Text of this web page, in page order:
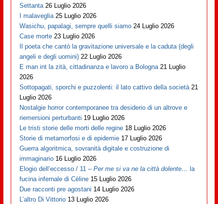
Settanta 26 Luglio 2026
I malaveglia 25 Luglio 2026
Wasichu, papalagi, sempre quelli siamo 24 Luglio 2026
Case morte 23 Luglio 2026
Il poeta che cantò la gravitazione universale e la caduta (degli
angeli e degli uomini) 22 Luglio 2026
E man int la zità, cittadinanza e lavoro a Bologna 21 Luglio
2026
Sottopagati, sporchi e puzzolenti: il lato cattivo della società 21
Luglio 2026
Nostalgie horror contemporanee tra desiderio di un altrove e
riemersioni perturbanti 19 Luglio 2026
Le tristi storie delle morti delle regine 18 Luglio 2026
Storie di metamorfosi e di epidemie 17 Luglio 2026
Guerra algoritmica, sovranità digitale e costruzione di
immaginario 16 Luglio 2026
Elogio dell’eccesso / 11 –Per me si va ne la città dolente… la
fucina infernale di Cèline 15 Luglio 2026
Due racconti pre agostani 14 Luglio 2026
L’altro Di Vittorio 13 Luglio 2026